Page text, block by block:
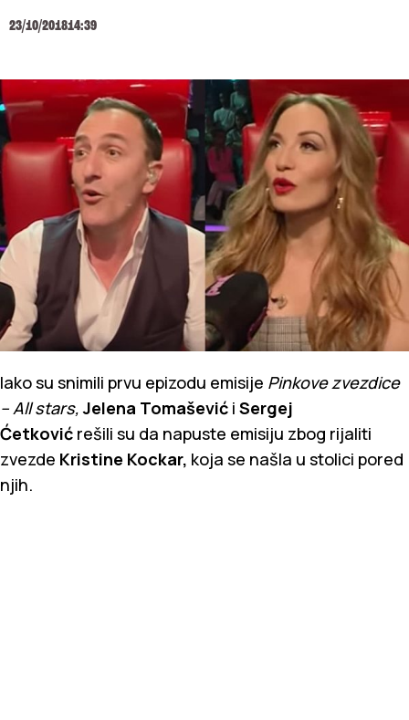
23/10/201814:39
Iako su snimili prvu epizodu emisije Pinkove zvezdice
– All stars,Jelena Tomašević i Sergej
Ćetković rešili su da napuste emisiju zbog rijaliti
zvezde Kristine Kockar, koja se našla u stolici pored
njih.